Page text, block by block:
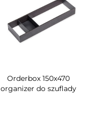
Orderbox 150x470
organizer do szuflady